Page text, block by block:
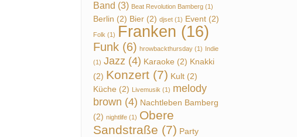
Band (3) Beat Revolution Bamberg(1)
Berlin (2) Bier(2) djset(1) Event(2)
Folk (1) Franken (16)
Funk(6) hrowbackthursday(1) Indie
(1) Jazz (4) Karaoke (2) Knakki
(2) Konzert(7) Kult(2)
Küche (2) Livemusik (1) melody
brown (4) Nachtleben Bamberg
(2) nightlife(1) Obere
Sandstraße (7) Party